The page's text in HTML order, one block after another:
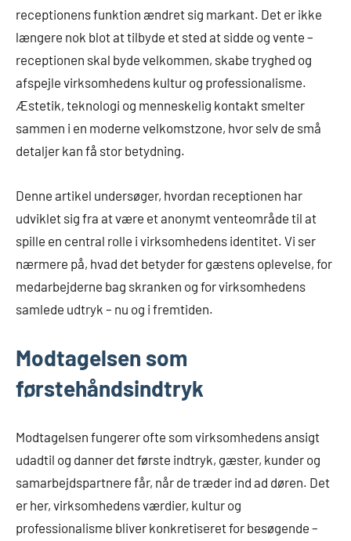
receptionens funktion ændret sig markant. Det er ikke
længere nok blot at tilbyde et sted at sidde og vente –
receptionen skal byde velkommen, skabe tryghed og
afspejle virksomhedens kultur og professionalisme.
Æstetik, teknologi og menneskelig kontakt smelter
sammen i en moderne velkomstzone, hvor selv de små
detaljer kan få stor betydning.
Denne artikel undersøger, hvordan receptionen har
udviklet sig fra at være et anonymt venteområde til at
spille en central rolle i virksomhedens identitet. Vi ser
nærmere på, hvad det betyder for gæstens oplevelse, for
medarbejderne bag skranken og for virksomhedens
samlede udtryk – nu og i fremtiden.
Modtagelsen som
førstehåndsindtryk
Modtagelsen fungerer ofte som virksomhedens ansigt
udadtil og danner det første indtryk, gæster, kunder og
samarbejdspartnere får, når de træder ind ad døren. Det
er her, virksomhedens værdier, kultur og
professionalisme bliver konkretiseret for besøgende –